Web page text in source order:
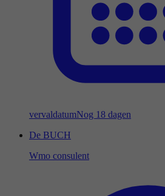
vervaldatumNog 18 dagen
De BUCH
Wmo consulent